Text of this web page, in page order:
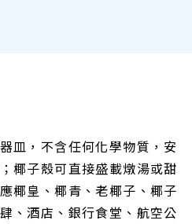
皿，不含任何化學物質，安
椰子殼可直接盛載燉湯或甜
椰皇、椰青、老椰子、椰子
、酒店、銀行食堂、航空公